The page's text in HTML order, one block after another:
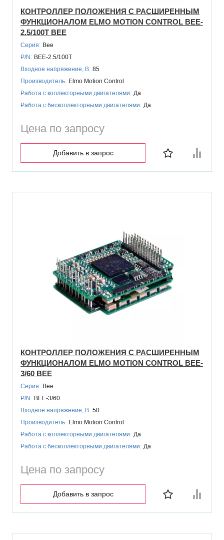
КОНТРОЛЛЕР ПОЛОЖЕНИЯ С РАСШИРЕННЫМ
ФУНКЦИОНАЛОМ ELMO MOTION CONTROL BEE-
2.5/100T BEE
Серия: Bee
P/N: BEE-2.5/100T
Входное напряжение, В: 85
Производитель: Elmo Motion Control
Работа с коллекторными двигателями: Да
Работа с бесколлекторными двигателями: Да
Цена по запросу
Добавить в запрос
КОНТРОЛЛЕР ПОЛОЖЕНИЯ С РАСШИРЕННЫМ
ФУНКЦИОНАЛОМ ELMO MOTION CONTROL BEE-
3/60 BEE
Серия: Bee
P/N: BEE-3/60
Входное напряжение, В: 50
Производитель: Elmo Motion Control
Работа с коллекторными двигателями: Да
Работа с бесколлекторными двигателями: Да
Цена по запросу
Добавить в запрос